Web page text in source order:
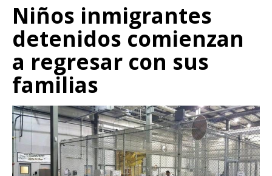
Niños inmigrantes
detenidos comienzan
a regresar con sus
familias